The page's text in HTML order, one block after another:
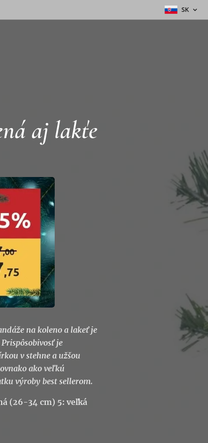
SK
aj lakťe
na koleno a lakeť je
je
v stehne a užšou
ako veľkú
výroby best sellerom.
(26-34 cm) 5: veľká